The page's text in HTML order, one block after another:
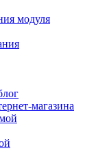
модуля
магазина